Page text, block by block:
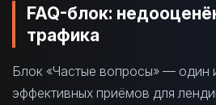
FAQ-блок:
трафика
Блок «Частые вопросы» — один
эффективных приёмов для